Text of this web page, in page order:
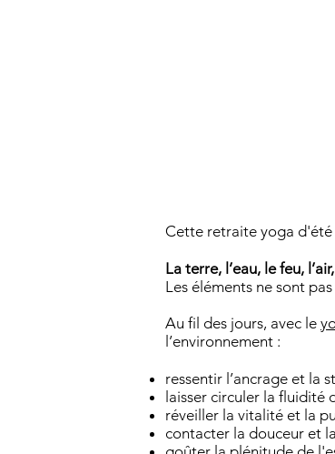
Cette retraite yoga d'été
La terre, l’eau, le feu,
Les éléments ne sont
Au fil des jours, avec le
l’environnement :
ressentir l’ancrage et la
laisser circuler la fluidité
réveiller la vitalité et la
contacter la douceur et